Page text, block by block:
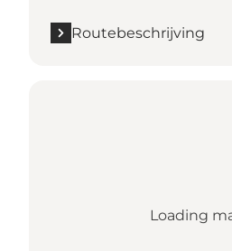
Routebeschrijving
Loading